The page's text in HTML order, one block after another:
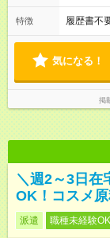
特徴 履歴書不
気になる！
掲
＼週2～3日在
OK！コスメ
派遣 職種未経験OK